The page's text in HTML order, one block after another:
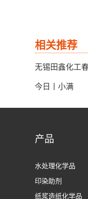
相关推荐
无锡田鑫化工
今日丨小满
产品
水处理化学品
印染助剂
纸浆造纸化学品